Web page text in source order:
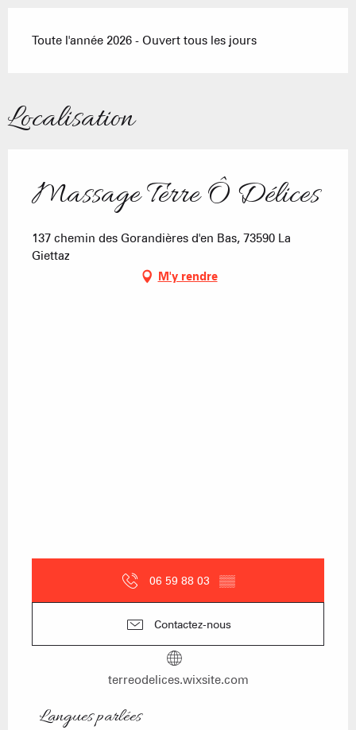
Toute l'année 2026 - Ouvert tous les jours
Localisation
Massage Terre Ô Délices
137 chemin des Gorandières d'en Bas, 73590 La
Giettaz
M'y rendre
06 59 88 03 ▒▒
Contactez-nous
terreodelices.wixsite.com
Langues parlées
Langues parlées